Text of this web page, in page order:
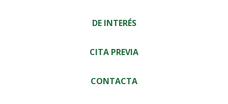
DE INTERÉS
CITA PREVIA
CONTACTA